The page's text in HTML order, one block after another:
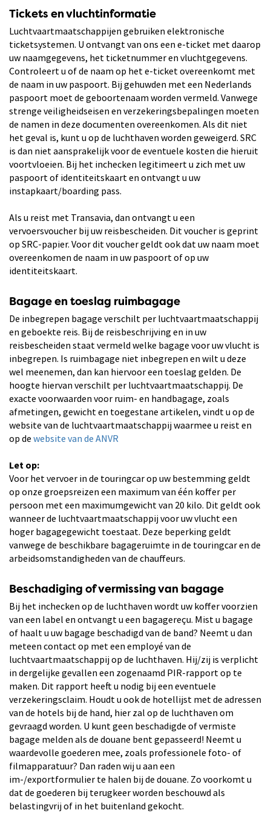
Tickets en vluchtinformatie
Luchtvaartmaatschappijen gebruiken elektronische
ticketsystemen. U ontvangt van ons een e-ticket met daarop
uw naamgegevens, het ticketnummer en vluchtgegevens.
Controleert u of de naam op het e-ticket overeenkomt met
de naam in uw paspoort. Bij gehuwden met een Nederlands
paspoort moet de geboortenaam worden vermeld. Vanwege
strenge veiligheidseisen en verzekeringsbepalingen moeten
de namen in deze documenten overeenkomen. Als dit niet
het geval is, kunt u op de luchthaven worden geweigerd. SRC
is dan niet aansprakelijk voor de eventuele kosten die hieruit
voortvloeien. Bij het inchecken legitimeert u zich met uw
paspoort of identiteitskaart en ontvangt u uw
instapkaart/boarding pass.
Als u reist met Transavia, dan ontvangt u een
vervoersvoucher bij uw reisbescheiden. Dit voucher is geprint
op SRC-papier. Voor dit voucher geldt ook dat uw naam moet
overeenkomen de naam in uw paspoort of op uw
identiteitskaart.
Bagage en toeslag ruimbagage
De inbegrepen bagage verschilt per luchtvaartmaatschappij
en geboekte reis. Bij de reisbeschrijving en in uw
reisbescheiden staat vermeld welke bagage voor uw vlucht is
inbegrepen. Is ruimbagage niet inbegrepen en wilt u deze
wel meenemen, dan kan hiervoor een toeslag gelden. De
hoogte hiervan verschilt per luchtvaartmaatschappij. De
exacte voorwaarden voor ruim- en handbagage, zoals
afmetingen, gewicht en toegestane artikelen, vindt u op de
website van de luchtvaartmaatschappij waarmee u reist en
op de website van de ANVR
Let op:
Voor het vervoer in de touringcar op uw bestemming geldt
op onze groepsreizen een maximum van één koffer per
persoon met een maximumgewicht van 20 kilo. Dit geldt ook
wanneer de luchtvaartmaatschappij voor uw vlucht een
hoger bagagegewicht toestaat. Deze beperking geldt
vanwege de beschikbare bagageruimte in de touringcar en de
arbeidsomstandigheden van de chauffeurs.
Beschadiging of vermissing van bagage
Bij het inchecken op de luchthaven wordt uw koffer voorzien
van een label en ontvangt u een bagagereçu. Mist u bagage
of haalt u uw bagage beschadigd van de band? Neemt u dan
meteen contact op met een employé van de
luchtvaartmaatschappij op de luchthaven. Hij/zij is verplicht
in dergelijke gevallen een zogenaamd PIR-rapport op te
maken. Dit rapport heeft u nodig bij een eventuele
verzekeringsclaim. Houdt u ook de hotellijst met de adressen
van de hotels bij de hand, hier zal op de luchthaven om
gevraagd worden. U kunt geen beschadigde of vermiste
bagage melden als de douane bent gepasseerd! Neemt u
waardevolle goederen mee, zoals professionele foto- of
filmapparatuur? Dan raden wij u aan een
im-/exportformulier te halen bij de douane. Zo voorkomt u
dat de goederen bij terugkeer worden beschouwd als
belastingvrij of in het buitenland gekocht.